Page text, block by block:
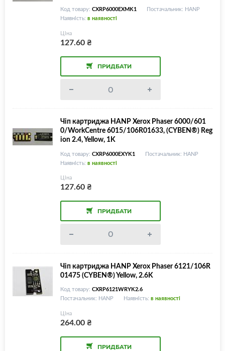
Код товару: CXRP6000EXMK1
Постачальник: HANP
Наявність: в наявності
Ціна
127.60₴
ПРИДБАТИ
Чіп картриджа HANP Xerox Phaser 6000/601
0/WorkCentre 6015/106R01633, (CYBEN®) Reg
ion 2.4, Yellow, 1K
Код товару: CXRP6000EXYK1
Постачальник: HANP
Наявність: в наявності
Ціна
127.60₴
ПРИДБАТИ
Чіп картриджа HANP Xerox Phaser 6121/106R
01475 (CYBEN®) Yellow, 2.6K
Код товару: CXRP6121WRYK2.6
Постачальник: HANP
Наявність: в наявності
Ціна
264.00₴
ПРИДБАТИ